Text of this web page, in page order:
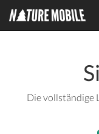
Die vollständige